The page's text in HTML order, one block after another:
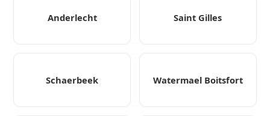
Anderlecht Saint Gilles
Schaerbeek Watermael Boitsfort